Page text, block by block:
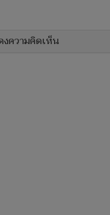
งความคิดเห็น